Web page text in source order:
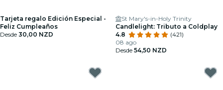
Tarjeta regalo Edición Especial -
Feliz Cumpleaños
Desde 30,00 NZD
St Mary's-in-Holy Trinity
Candlelight: Tributo a Coldplay
4.8
(421)
08 ago
Desde 54,50 NZD